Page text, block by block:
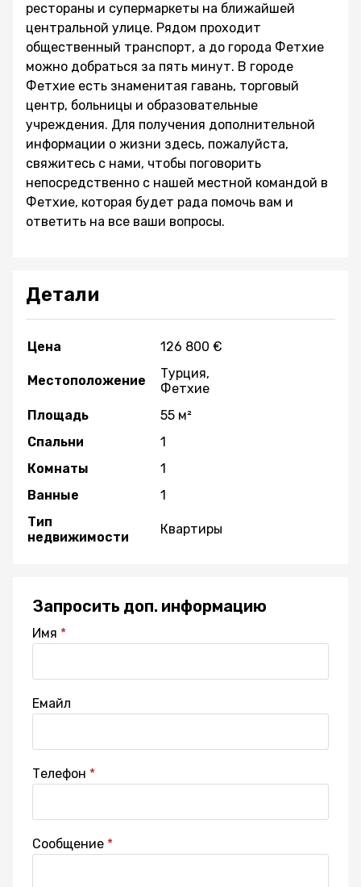
рестораны и супермаркеты на ближайшей
центральной улице. Рядом проходит
общественный транспорт, а до города Фетхие
можно добраться за пять минут. В городе
Фетхие есть знаменитая гавань, торговый
центр, больницы и образовательные
учреждения. Для получения дополнительной
информации о жизни здесь, пожалуйста,
свяжитесь с нами, чтобы поговорить
непосредственно с нашей местной командой в
Фетхие, которая будет рада помочь вам и
ответить на все ваши вопросы.
Детали
Цена 126 800 €
Местоположение
Турция,
Фетхие
Площадь
55 м²
Спальни
1
Комнаты
1
Ванные
1
Тип
недвижимости
Квартиры
Запросить доп. информацию
Имя
Емайл
Телефон
Сообщение